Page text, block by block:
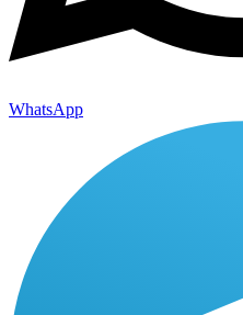
WhatsApp